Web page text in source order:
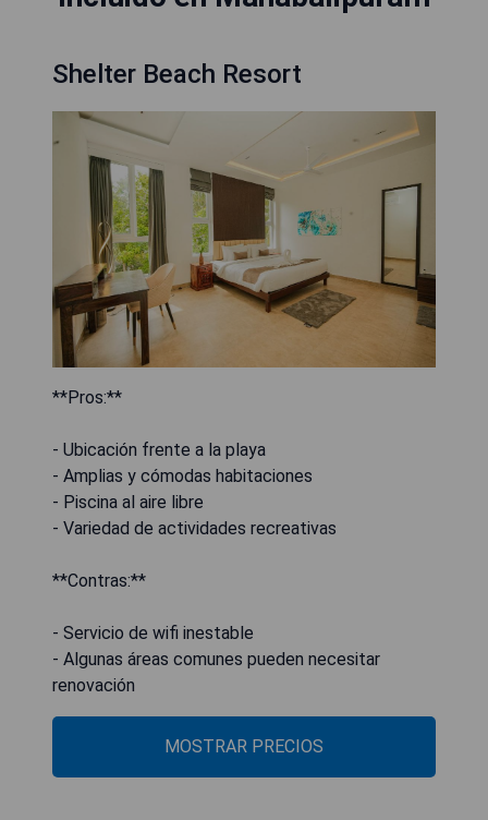
Shelter Beach Resort
**Pros:**
- Ubicación frente a la playa
- Amplias y cómodas habitaciones
- Piscina al aire libre
- Variedad de actividades recreativas
**Contras:**
- Servicio de wifi inestable
- Algunas áreas comunes pueden necesitar
renovación
MOSTRAR PRECIOS